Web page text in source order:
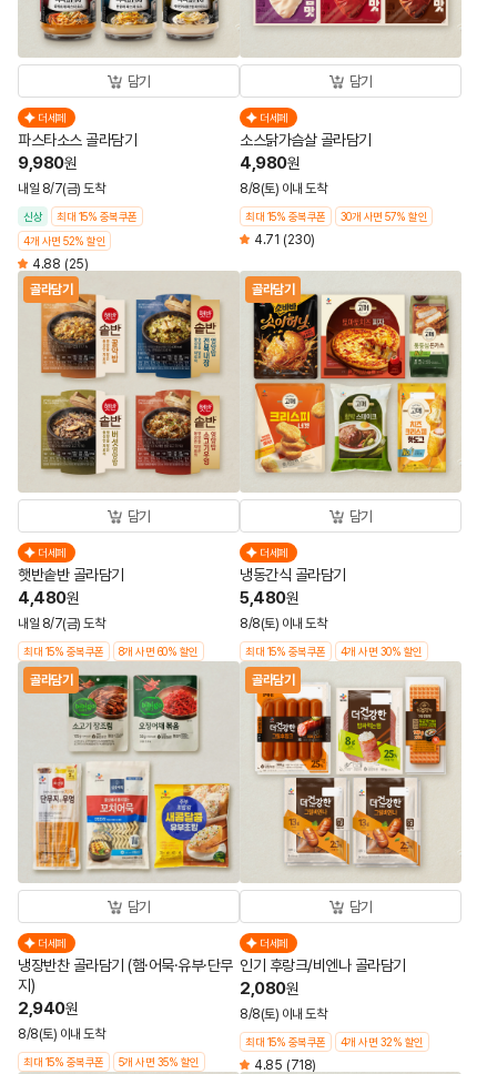
담기
더세페
파스타소스 골라담기
9,980원
내일 8/7(금) 도착
신상
최대 15% 중복쿠폰
4개 사면 52% 할인
4.88 (25)
담기
더세페
소스닭가슴살 골라담기
4,980원
8/8(토) 이내 도착
최대 15% 중복쿠폰 30개 사면 57% 할인
4.71 (230)
골라담기
담기
더세페
햇반솥반 골라담기
4,480원
내일 8/7(금) 도착
최대 15% 중복쿠폰 8개 사면 60% 할인
골라담기
담기
더세페
냉동간식 골라담기
5,480원
8/8(토) 이내 도착
최대 15% 중복쿠폰 4개 사면 30% 할인
골라담기
담기
더세페
냉장반찬 골라담기 (햄·어묵·유부·단무
지)
2,940원
8/8(토) 이내 도착
최대 15% 중복쿠폰 5개 사면 35% 할인
골라담기
담기
더세페
인기 후랑크/비엔나 골라담기
2,080원
8/8(토) 이내 도착
최대 15% 중복쿠폰 4개 사면 32% 할인
4.85 (718)